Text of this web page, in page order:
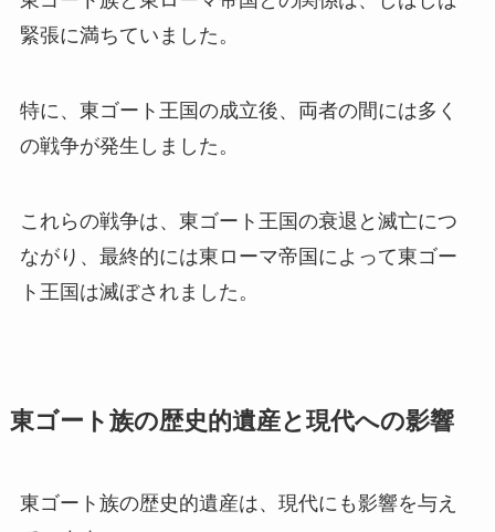
緊張に満ちていました。
特に、東ゴート王国の成立後、両者の間には多く
の戦争が発生しました。
これらの戦争は、東ゴート王国の衰退と滅亡につ
ながり、最終的には東ローマ帝国によって東ゴー
ト王国は滅ぼされました。
東ゴート族の歴史的遺産と現代への影響
東ゴート族の歴史的遺産は、現代にも影響を与え